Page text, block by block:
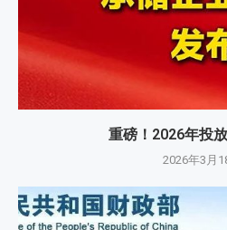
重磅！2026年投
2026年3月